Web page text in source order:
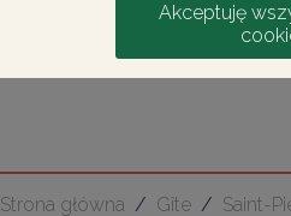
Akceptuję
Strona główna / Gîte / Saint-